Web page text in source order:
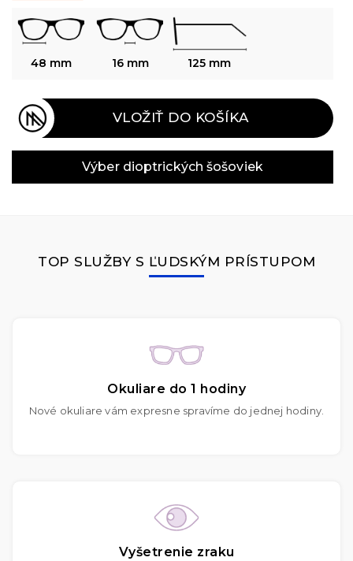
48 mm 16 mm 125 mm
VLOŽIŤ DO KOŠÍKA
Výber dioptrických šošoviek
TOP SLUŽBY S ĽUDSKÝM PRÍSTUPOM
Okuliare do 1 hodiny
Nové okuliare vám expresne spravíme do jednej hodiny.
Vyšetrenie zraku